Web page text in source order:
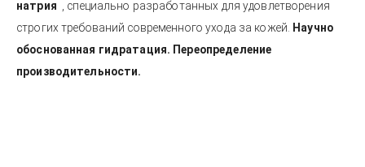
натрия
, специально разработанных для удовлетворения
строгих требований современного ухода за кожей.
Научно
обоснованная гидратация. Переопределение
производительности.